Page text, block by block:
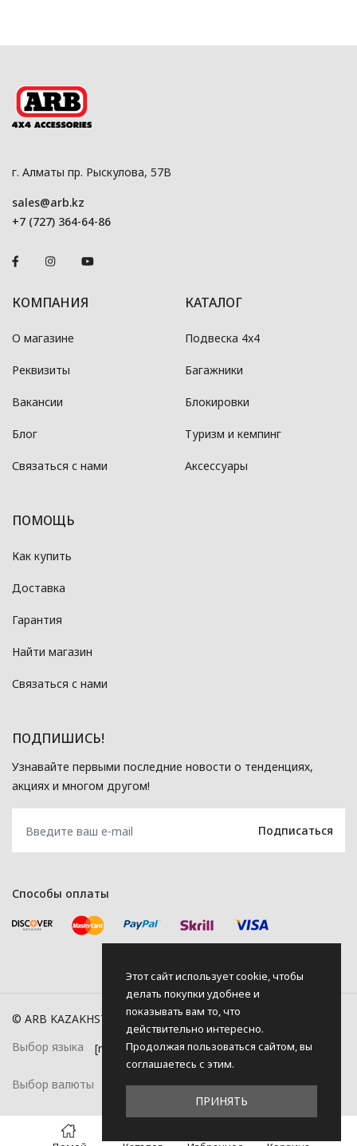
г. Алматы пр. Рыскулова, 57В
sales@arb.kz
+7 (727) 364-64-86
КОМПАНИЯ
О магазине
Реквизиты
Вакансии
Блог
Связаться с нами
КАТАЛОГ
Подвеска 4x4
Багажники
Блокировки
Туризм и кемпинг
Аксессуары
ПОМОЩЬ
Как купить
Доставка
Гарантия
Найти магазин
Связаться с нами
ПОДПИШИСЬ!
Узнавайте первыми последние новости о тенденциях,
акциях и многом другом!
Способы оплаты
© ARB KAZAKHSTAN, 2026
Выбор языка
Выбор валюты
Этот сайт использует cookie, чтобы
делать покупки удобнее и
показывать вам то, что
действительно интересно.
Продолжая пользоваться сайтом, вы
соглашаетесь с этим.
ПРИНЯТЬ